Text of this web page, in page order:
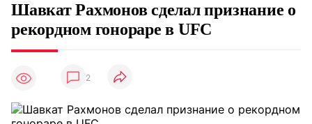
Шавкат Рахмонов сделал признание о
рекордном гонораре в UFC
2